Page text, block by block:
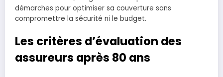
démarches pour optimiser sa couverture sans
compromettre la sécurité ni le budget.
Les critères d’évaluation des
assureurs après 80 ans